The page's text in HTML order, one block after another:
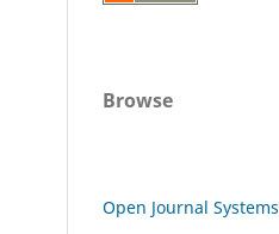
Browse
Open Journal Systems